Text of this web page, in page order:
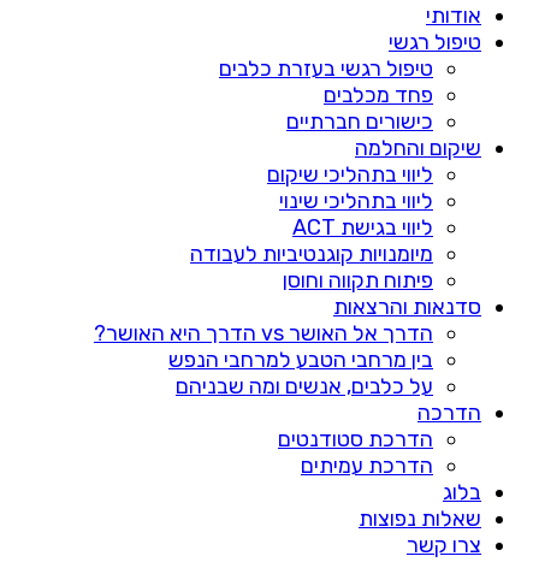
אודותי
טיפול רגשי
טיפול רגשי בעזרת כלבים
פחד מכלבים
כישורים חברתיים
שיקום והחלמה
ליווי בתהליכי שיקום
ליווי בתהליכי שינוי
ליווי בגישת ACT
מיומנויות קוגנטיביות לעבודה
פיתוח תקווה וחוסן
סדנאות והרצאות
הדרך אל האושר vs הדרך היא האושר?
בין מרחבי הטבע למרחבי הנפש
על כלבים, אנשים ומה שבניהם
הדרכה
הדרכת סטודנטים
הדרכת עמיתים
בלוג
שאלות נפוצות
צרו קשר